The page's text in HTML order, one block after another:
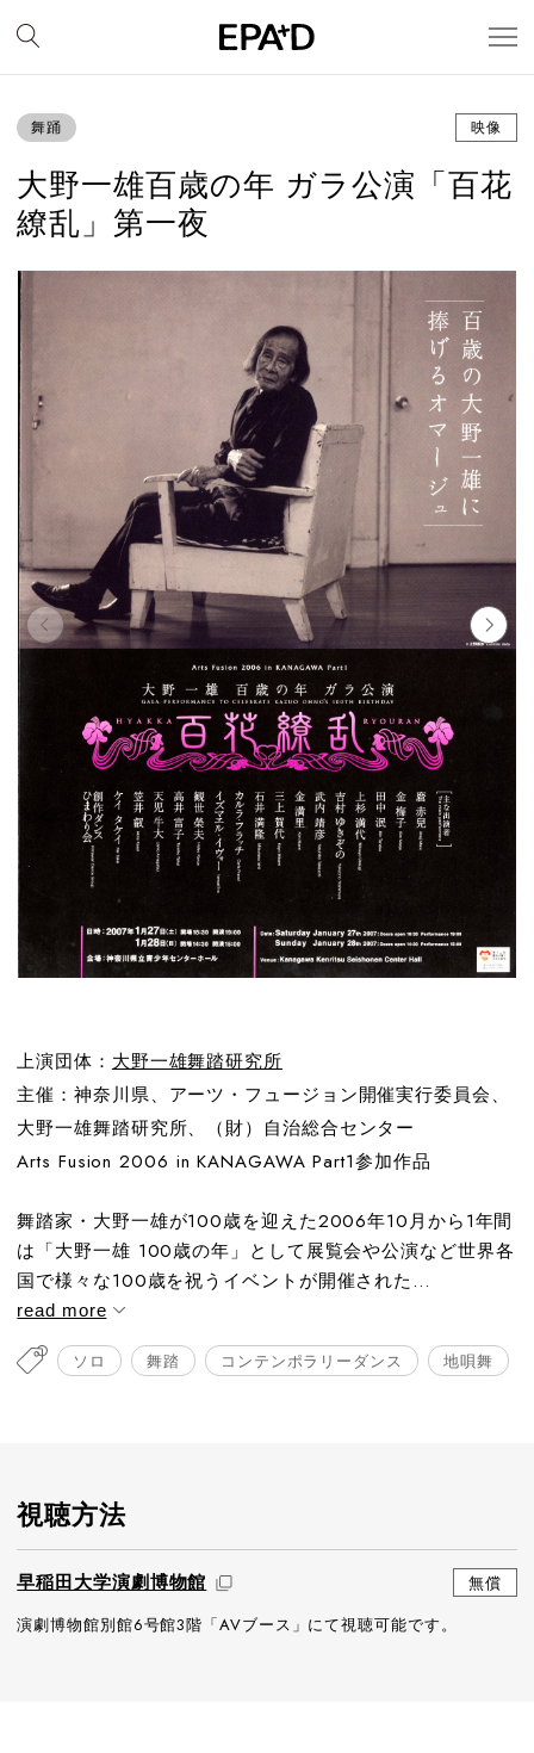
舞踊 映像
大野一雄百歳の年 ガラ公演「百花
繚乱」第一夜
上演団体： 大野一雄舞踏研究所
主催：神奈川県、アーツ・フュージョン開催実行委員会、
大野一雄舞踏研究所、（財）自治総合センター
Arts Fusion 2006 in KANAGAWA Part1参加作品
舞踏家・大野一雄が100歳を迎えた2006年10月から1年間
は「大野一雄 100歳の年」として展覧会や公演など世界各
国で様々な100歳を祝うイベントが開催された...
read more
ソロ 舞踏 コンテンポラリーダンス 地唄舞
視聴方法
早稲田大学演劇博物館
無償
演劇博物館別館6号館3階「AVブース」にて視聴可能です。